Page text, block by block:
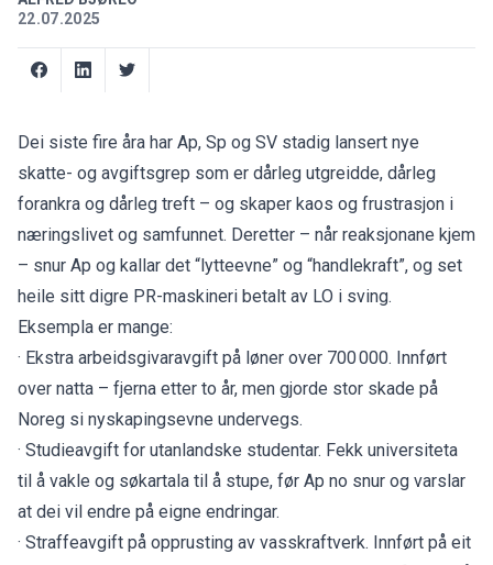
22.07.2025
Dei siste fire åra har Ap, Sp og SV stadig lansert nye
skatte- og avgiftsgrep som er dårleg utgreidde, dårleg
forankra og dårleg treft – og skaper kaos og frustrasjon i
næringslivet og samfunnet. Deretter – når reaksjonane kjem
– snur Ap og kallar det “lytteevne” og “handlekraft”, og set
heile sitt digre PR-maskineri betalt av LO i sving.
Eksempla er mange:
· Ekstra arbeidsgivaravgift på løner over 700 000. Innført
over natta – fjerna etter to år, men gjorde stor skade på
Noreg si nyskapingsevne undervegs.
· Studieavgift for utanlandske studentar. Fekk universiteta
til å vakle og søkartala til å stupe, før Ap no snur og varslar
at dei vil endre på eigne endringar.
· Straffeavgift på opprusting av vasskraftverk. Innført på eit